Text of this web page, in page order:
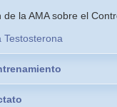
de la AMA sobre el
Testosterona